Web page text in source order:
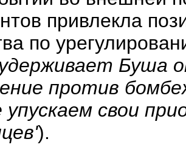
привлекла
по
Буша
против
упускаем свои
).